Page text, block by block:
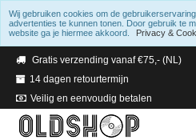
Verzending binnen 2 a 3 werkdagen
Gratis verzending vanaf €75,- (NL)
14 dagen retourtermijn
Veilig en eenvoudig betalen
Wij gebruiken cookies om de
advertenties te kunnen tonen. Door gebruik te
website ga je hiermee akkoord.
Privacy &